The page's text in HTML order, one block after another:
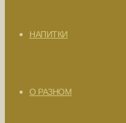
НАПИТКИ
О РАЗНОМ